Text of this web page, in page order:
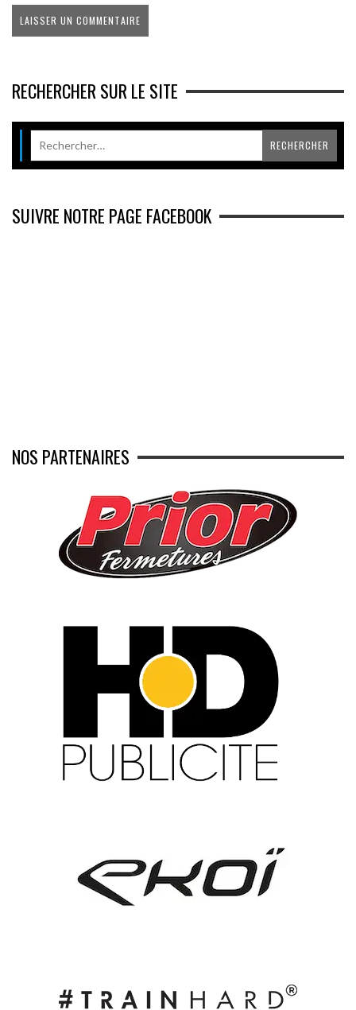
RECHERCHER SUR LE SITE
SUIVRE NOTRE PAGE FACEBOOK
NOS PARTENAIRES